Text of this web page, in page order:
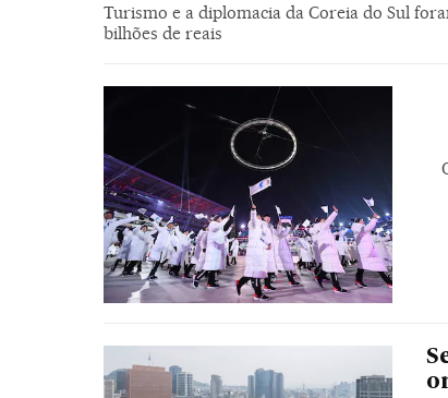
Turismo e a diplomacia da Coreia do Sul
bilhões de reais